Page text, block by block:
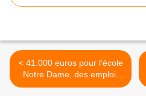
< 41.000 euros pour l'école
Notre Dame, des emploi-
avenirs pour nos écoles